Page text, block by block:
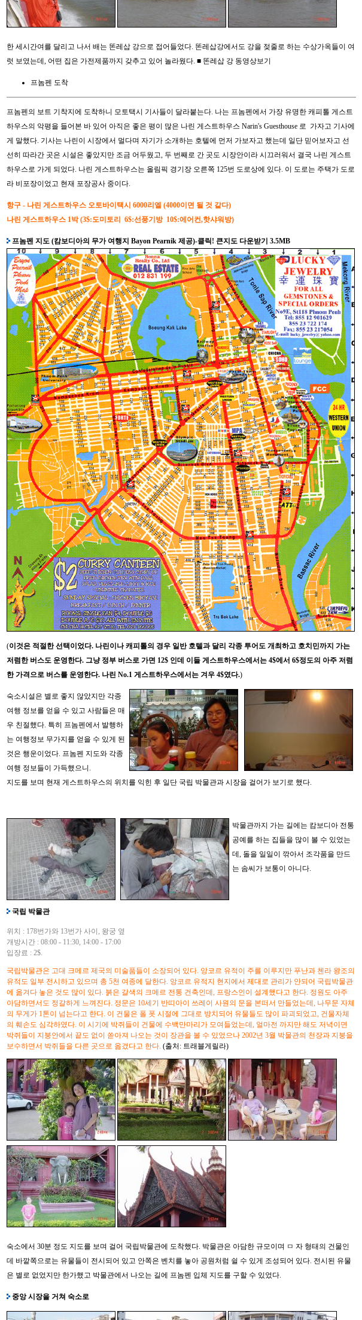
한 세시간여를 달리고 나서 배는 똔레삽 강으로 접어들었다. 똔레삽강에서도 강을 젖줄로 하는 수상가옥들이 여
럿 보였는데, 어떤 집은 가전제품까지 갖추고 있어 놀라웠다. ■ 똔레삽 강 동영상보기
프놈펜 도착
프놈펜의 보트 기착지에 도착하니 모토택시 기사들이 달라붙는다. 나는 프놈펜에서 가장 유명한 캐피톨 게스트
하우스의 악평을 들어본 바 있어 아직은 좋은 평이 많은 나린 게스트하우스 Narin's Guesthouse 로 가자고 기사에
게 말했다. 기사는 나린이 시장에서 멀다며 자기가 소개하는 호텔에 먼저 가보자고 했는데 일단 믿어보자고 선
선히 따라간 곳은 시설은 좋았지만 조금 어두웠고, 두 번째로 간 곳도 시장안이라 시끄러워서 결국 나린 게스트
하우스로 가게 되었다. 나린 게스트하우스는 올림픽 경기장 오른쪽 125번 도로상에 있다. 이 도로는 주택가 도로
라 비포장이었고 현재 포장공사 중이다.
항구 - 나린 게스트하우스 오토바이택시 6000리엘 (4000이면 될 것 같다)
나린 게스트하우스 1박 (3$:도미토리 6$:선풍기방 10$:에어컨,핫샤워방)
프놈펜 지도 (캄보디아의 무가 여행지 Bayon Pearnik 제공)-클릭! 큰지도 다운받기 3.5MB
(이것은 적절한 선택이었다. 나린이나 캐피톨의 경우 일반 호텔과 달리 각종 투어도 개최하고 호치민까지 가는
저렴한 버스도 운영한다. 그냥 정부 버스로 가면 12$ 인데 이들 게스트하우스에서는 4$에서 6$정도의 아주 저렴
한 가격으로 버스를 운영한다. 나린 No.1 게스트하우스에서는 겨우 4$였다.)
숙소시설은 별로 좋지 않았지만 각종
여행 정보를 얻을 수 있고 사람들은 매
우 친절했다. 특히 프놈펜에서 발행하
는 여행정보 무가지를 얻을 수 있게 된
것은 행운이었다. 프놈펜 지도와 각종
여행 정보들이 가득했으니.
지도를 보며 현재 게스트하우스의 위치를 익힌 후 일단 국립 박물관과 시장을 걸어가 보기로 했다.
박물관까지 가는 길에는 캄보디아 전통
공예를 하는 집들을 많이 볼 수 있었는
데, 돌을 일일이 깎아서 조각품을 만드
는 솜씨가 보통이 아니다.
국립 박물관
위치 : 178번가와 13번가 사이, 왕궁 옆
개방시간 : 08:00 - 11:30, 14:00 - 17:00
입장료 : 2$.
국립박물관은 고대 크메르 제국의 미술품들이 소장되어 있다. 앙코르 유적이 주를 이루지만 푸난과 첸라 왕조의
유적도 일부 전시하고 있으며 총 5천 여종에 달한다. 앙코르 유적지 현지에서 제대로 관리가 안되어 국립박물관
에 옮겨다 놓은 것도 많이 있다. 붉은 갈색의 크메르 전통 건축인데, 프랑스인이 설계했다고 한다. 정원도 아주
아담하면서도 정갈하게 느껴진다. 정문은 10세기 반띠아이 쓰레이 사원의 문을 본떠서 만들었는데, 나무문 자체
의 무게가 1톤이 넘는다고 한다. 이 건물은 폴 폿 시절에 그대로 방치되어 유물들도 많이 파괴되었고, 건물자체
의 훼손도 심각하였다. 이 시기에 박쥐들이 건물에 수백만마리가 모여들었는데, 얼마전 까지만 해도 저녁이면
박쥐들이 지붕안에서 끝도 없이 쏟아져 나오는 것이 장관을 볼 수 있었으나 2002년 3월 박물관의 천장과 지붕을
보수하면서 박쥐들을 다른 곳으로 옮겼다고 한다. (출처: 트래블게릴라)
숙소에서 30분 정도 지도를 보며 걸어 국립박물관에 도착했다. 박물관은 아담한 규모이며 ㅁ 자 형태의 건물인
데 바깥쪽으로는 유물들이 전시되어 있고 안쪽은 벤치를 놓아 공원처럼 쉴 수 있게 조성되어 있다. 전시된 유물
은 별로 없었지만 한가했고 박물관에서 나오는 길에 프놈펜 입체 지도를 구할 수 있었다.
중앙 시장을 거쳐 숙소로